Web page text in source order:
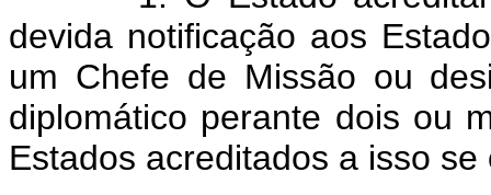
devida notificação aos
um Chefe de Missão ou
diplomático perante dois ou
Estados acreditados a isso